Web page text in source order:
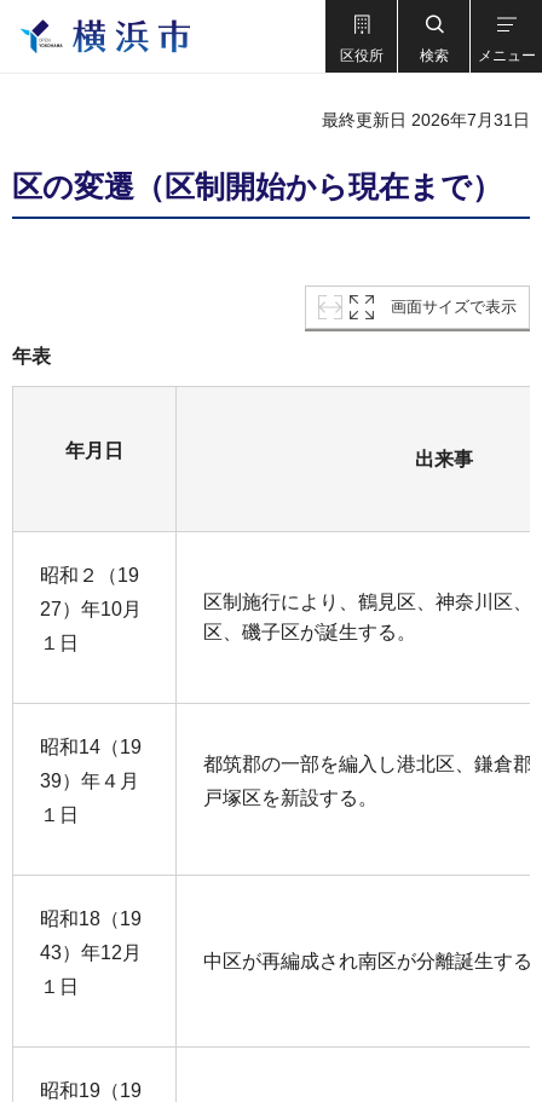
区役所 検索 メニュー
最終更新日 2026年7月31日
区の変遷（区制開始から現在まで）
画面サイズで表示
年表
年月日 出来事
昭和２（19
27）年10月
１日
区制施行により、鶴見区、神奈川区、
区、磯子区が誕生する。
昭和14（19
39）年４月
１日
都筑郡の一部を編入し港北区、鎌倉郡
戸塚区を新設する。
昭和18（19
43）年12月
１日
中区が再編成され南区が分離誕生する
昭和19（19